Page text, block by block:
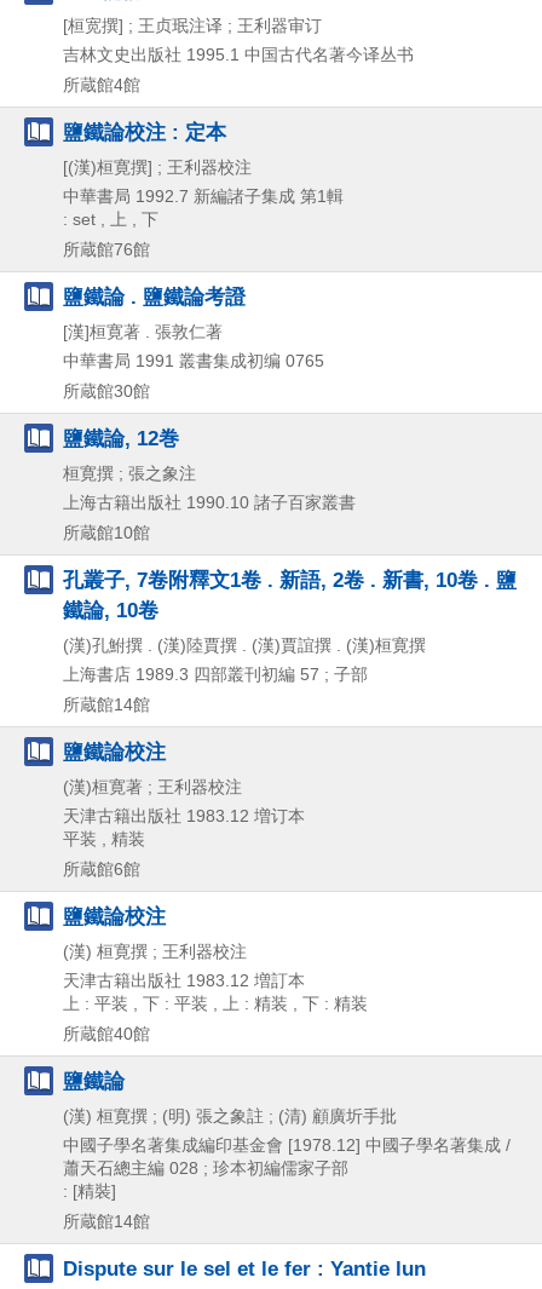
[桓宽撰] ; 王贞珉注译 ; 王利器审订
吉林文史出版社 1995.1 中国古代名著今译丛书
所蔵館4館
鹽鐵論校注 : 定本
[(漢)桓寛撰] ; 王利器校注
中華書局 1992.7 新編諸子集成 第1輯
: set , 上 , 下
所蔵館76館
鹽鐵論 . 鹽鐵論考證
[漢]桓寛著 . 張敦仁著
中華書局 1991 叢書集成初编 0765
所蔵館30館
鹽鐵論, 12巻
桓寛撰 ; 張之象注
上海古籍出版社 1990.10 諸子百家叢書
所蔵館10館
孔叢子, 7卷附釋文1卷 . 新語, 2卷 . 新書, 10卷 . 鹽
鐵論, 10卷
(漢)孔鮒撰 . (漢)陸賈撰 . (漢)賈誼撰 . (漢)桓寛撰
上海書店 1989.3 四部叢刊初編 57 ; 子部
所蔵館14館
鹽鐵論校注
(漢)桓寛著 ; 王利器校注
天津古籍出版社 1983.12 増订本
平装 , 精装
所蔵館6館
鹽鐵論校注
(漢) 桓寛撰 ; 王利器校注
天津古籍出版社 1983.12 増訂本
上 : 平装 , 下 : 平装 , 上 : 精装 , 下 : 精装
所蔵館40館
鹽鐵論
(漢) 桓寛撰 ; (明) 張之象註 ; (清) 顧廣圻手批
中國子學名著集成編印基金會 [1978.12] 中國子學名著集成 /
蕭天石總主編 028 ; 珍本初編儒家子部
: [精裝]
所蔵館14館
Dispute sur le sel et le fer : Yantie lun